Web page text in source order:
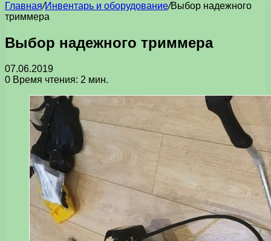
Главная/Инвентарь и оборудование/Выбор надежного
триммера
Выбор надежного триммера
07.06.2019
0 Время чтения: 2 мин.